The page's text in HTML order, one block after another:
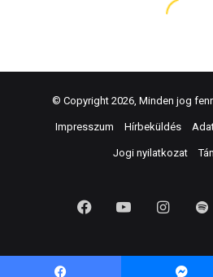
© Copyright 2026, Minden jog
Impresszum Hírbeküldés
Jogi nyilatkozat
FacebookYouTube